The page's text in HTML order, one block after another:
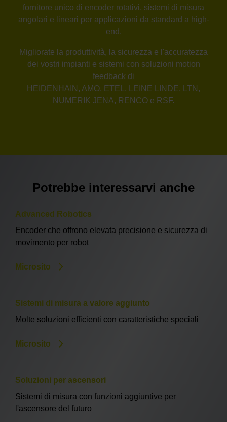
fornitore unico di encoder rotativi, sistemi di misura
angolari e lineari per applicazioni da standard a high-
end.
Migliorate la produttività, la sicurezza e l'accuratezza
dei vostri impianti e sistemi con soluzioni motion
feedback di
HEIDENHAIN, AMO, ETEL, LEINE LINDE, LTN,
NUMERIK JENA, RENCO e RSF.
Potrebbe interessarvi anche
Advanced Robotics
Encoder che offrono elevata precisione e sicurezza di
movimento per robot
Microsito
Sistemi di misura a valore aggiunto
Molte soluzioni efficienti con caratteristiche speciali
Microsito
Soluzioni per ascensori
Sistemi di misura con funzioni aggiuntive per
l'ascensore del futuro